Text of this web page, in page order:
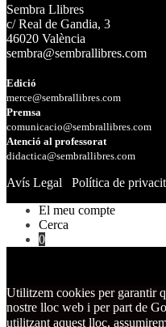
Sembra Llibres
c/ Real de Gandia, 3
46020 València
sembra@sembrallibres.com
Edició
merce@sembrallibres.com
Premsa
comunicacio@sembrallibres.com
Atenció al professorat
didactica@sembrallibres.com
Avís Legal
Política de
El meu compte
Cerca
0
Utilitzem cookies per garantir
nostre lloc web i per part de
utilitzant aquest lloc,